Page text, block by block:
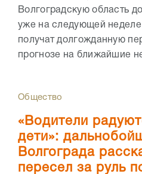
Волгоградскую область
уже на следующей
получат долгожданную
прогнозе на ближайшие
Общество
«Водители
дети»:
Волгограда
пересел за руль